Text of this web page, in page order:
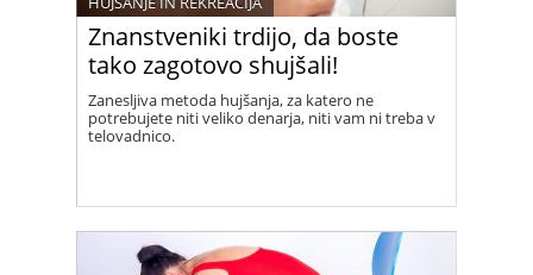
Znanstveniki trdijo, da boste
tako zagotovo shujšali!
Zanesljiva metoda hujšanja, za katero ne
potrebujete niti veliko denarja, niti vam ni treba v
telovadnico.